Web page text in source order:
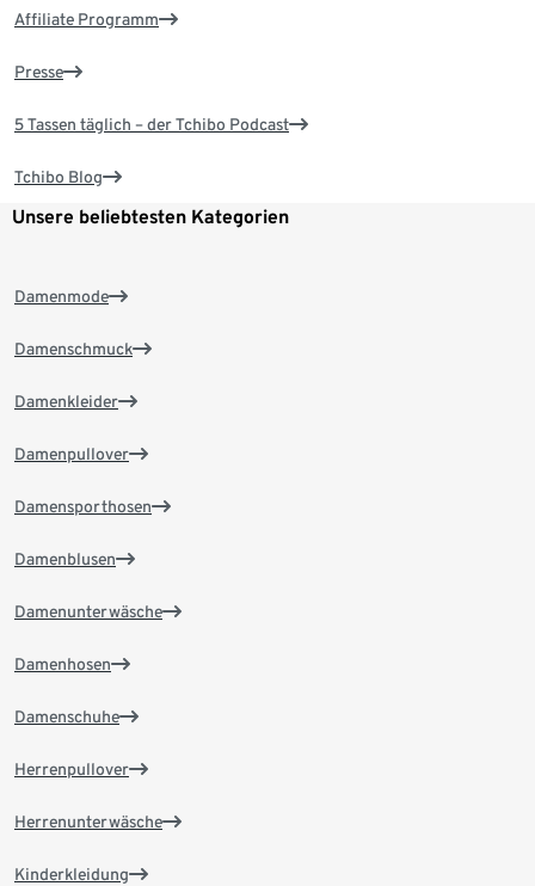
Affiliate Programm
Presse
5 Tassen täglich – der Tchibo Podcast
Tchibo Blog
Unsere beliebtesten Kategorien
Damenmode
Damenschmuck
Damenkleider
Damenpullover
Damensporthosen
Damenblusen
Damenunterwäsche
Damenhosen
Damenschuhe
Herrenpullover
Herrenunterwäsche
Kinderkleidung